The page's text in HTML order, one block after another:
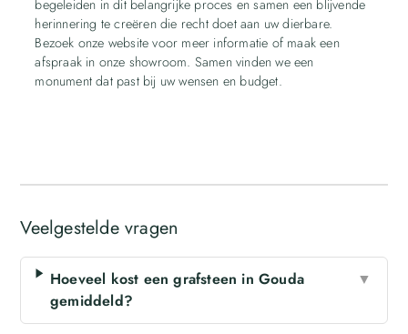
begeleiden in dit belangrijke proces en samen een blijvende
herinnering te creëren die recht doet aan uw dierbare.
Bezoek onze website voor meer informatie of maak een
afspraak in onze showroom. Samen vinden we een
monument dat past bij uw wensen en budget.
Veelgestelde vragen
Hoeveel kost een grafsteen in Gouda
gemiddeld?
▼